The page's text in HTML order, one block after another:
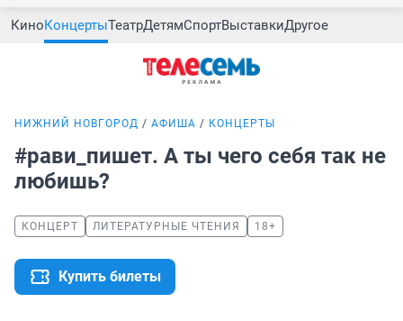
КиноКонцертыТеатрДетямСпортВыставкиДругое
НИЖНИЙ НОВГОРОД АФИША КОНЦЕРТЫ
#рави_пишет. А ты чего себя так не
любишь?
КОНЦЕРТ ЛИТЕРАТУРНЫЕ ЧТЕНИЯ 18+
Купить билеты